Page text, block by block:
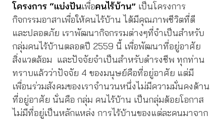
โครงการ “แบ่งปันเพื่อคนไร้บ้าน” เป็นโครงการ
กิจกรรมอาสาเพื่อให้คนไร้บ้าน ได้มีคุณภาพชีวิตที่ดี
และปลอดภัย เราพัฒนากิจกรรมต่างๆที่จำเป็นสำหรับ
กลุ่มคนไร้บ้านตลอดปี 2559 นี้ เพื่อพัฒนาที่อยู่อาศัย
สิ่งแวดล้อม และปัจจัยจำเป็นสำหรับดำรงชีพ ทุกท่าน
ทราบแล้วว่าปัจจัย 4 ของมนุษย์คือที่อยู่อาศัย แต่มี
เพื่อนร่วมสังคมของเราจำนวนหนึ่งไม่มีความมั่นคงด้าน
ที่อยู่อาศัย นั่นคือ กลุ่ม คนไร้บ้าน เป็นกลุ่มด้อยโอกาส
ไม่มีที่อยู่เป็นหลักแหล่ง การไร้บ้านของแต่ละคนมาจาก